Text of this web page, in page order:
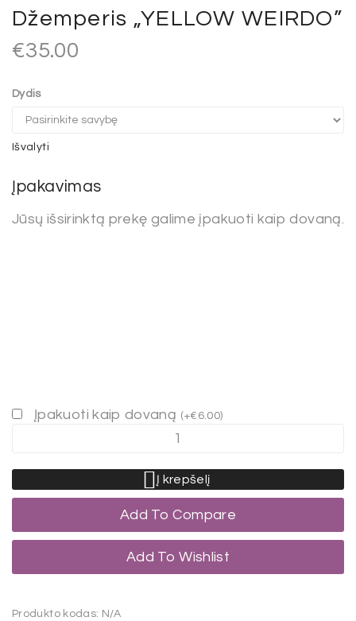
Džemperis „YELLOW WEIRDO”
€35.00
Dydis
Išvalyti
Įpakavimas
Jūsų išsirinktą prekę galime įpakuoti kaip dovaną.
Įpakuoti kaip dovaną (+€ 6.00)
Į krepšelį
Add To Compare
Add To Wishlist
Produkto kodas: N/A